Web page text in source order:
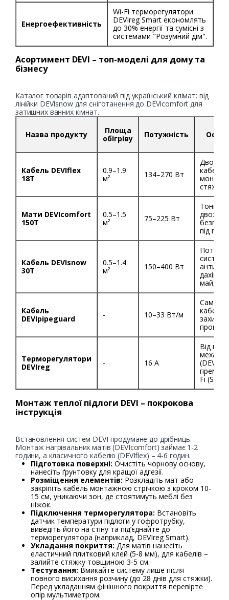
Енергоефективність
Wi-Fi терморегулятори
DEVIreg Smart економлять
до 30% енергії та сумісні з
системами "Розумний дім".
Асортимент DEVI – топ-моделі для дому та
бізнесу
Каталог товарів адаптований під український клімат: від
лінійки DEVIsnow для сніготанення до DEVIcomfort для
затишних ванних кімнат.
Назва продукту
Площа
обігріву
Потужність
Кабель DEVIflex
18T
0.9–1.9
м²
134–270 Вт
кабель
стяжку
Мати DEVIcomfort
150T
0.5–1.5
м²
75–225 Вт
Тонкий
під
Кабель DEVIsnow
30T
0.5–1.4
м²
150–400 Вт
дахів і
Кабель
DEVIpipeguard
- 10–33 Вт/м
кабель
захисту
Терморегулятори
DEVIreg
- 16 А
Від
Fi
Монтаж теплої підлоги DEVI – покрокова
інструкція
Встановлення систем DEVI продумане до дрібниць.
Монтаж нагрівальних матів (DEVIcomfort) займає 1-2
години, а класичного кабелю (DEVIflex) – 4-6 годин.
Підготовка поверхні: Очистіть чорнову основу,
нанесіть ґрунтовку для кращої адгезії.
Розміщення елементів: Розкладіть мат або
закріпіть кабель монтажною стрічкою з кроком 10-
15 см, уникаючи зон, де стоятимуть меблі без
ніжок.
Підключення терморегулятора: Встановіть
датчик температури підлоги у гофротрубку,
виведіть його на стіну та під’єднайте до
терморегулятора (наприклад, DEVIreg Smart).
Укладання покриття: Для матів нанесіть
еластичний плитковий клей (5-8 мм), для кабелів –
залийте стяжку товщиною 3-5 см.
Тестування: Вмикайте систему лише після
повного висихання розчину (до 28 днів для стяжки).
Перед укладанням фінішного покриття перевірте
опір мультиметром.